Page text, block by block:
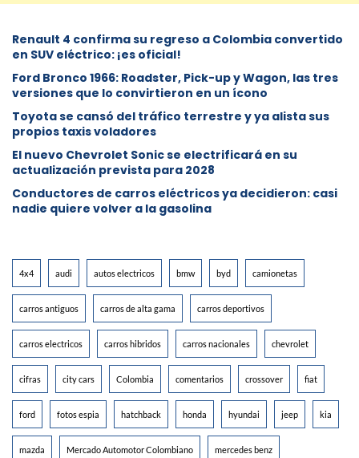
Renault 4 confirma su regreso a Colombia convertido
en SUV eléctrico: ¡es oficial!
Ford Bronco 1966: Roadster, Pick-up y Wagon, las tres
versiones que lo convirtieron en un ícono
Toyota se cansó del tráfico terrestre y ya alista sus
propios taxis voladores
El nuevo Chevrolet Sonic se electrificará en su
actualización prevista para 2028
Conductores de carros eléctricos ya decidieron: casi
nadie quiere volver a la gasolina
4x4 audi autos electricos bmw byd camionetas
carros antiguos carros de alta gama carros deportivos
carros electricos carros hibridos carros nacionales chevrolet
cifras city cars Colombia comentarios crossover fiat
ford fotos espia hatchback honda hyundai jeep kia
mazda Mercado Automotor Colombiano mercedes benz